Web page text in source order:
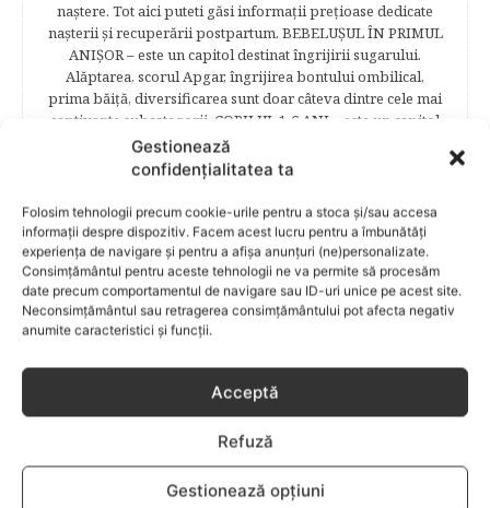
Gestionează
confidențialitatea ta
Folosim tehnologii precum cookie-urile pentru a stoca și/sau accesa
informații despre dispozitiv. Facem acest lucru pentru a îmbunătăți
experiența de navigare și pentru a afișa anunțuri (ne)personalizate.
Consimțământul pentru aceste tehnologii ne va permite să procesăm
date precum comportamentul de navigare sau ID-uri unice pe acest site.
Neconsimțământul sau retragerea consimțământului pot afecta negativ
anumite caracteristici și funcții.
Acceptă
Refuză
Gestionează opțiuni
naştere. Tot aici puteti găsi informaţii preţioase dedicate
naşterii şi recuperării postpartum. BEBELUŞUL ÎN PRIMUL
ANIŞOR – este un capitol destinat îngrijirii sugarului.
Alăptarea, scorul Apgar, îngrijirea bontului ombilical,
prima băiţă, diversificarea sunt doar câteva dintre cele mai
captivante subcategorii. COPILUL 1-6 ANI – este un capitol
dedicat creşterii şi îngrijirii copilului din primul an şi până
la vârsta şcolară. Mămicile vor reuşi să afle cum anume să
se descurce cu propriul copil, cum să îl îngrijească în aşa fel
încât să crească perfect sănătos. EDUCAŢIE – este un capitol
captivant în care poţi afla cum să îţi educi copilul în aşa fel
încât să poţi obţine performanţe şcolare sigure. FAMILIA –
este un capitol destinat vieţii de familie ce conţine o serie
întreagă de sfaturi eficiente. COPII TALENTAŢI – este un
capitol fascinant dedicat copiilor valoroși ai țării. ÎNVAŢĂ
SĂ PREVII! –sunt prezentate soluţii de prevenire a
copiilor, cât şi pe cea a părinţilor.
RELATED POSTS